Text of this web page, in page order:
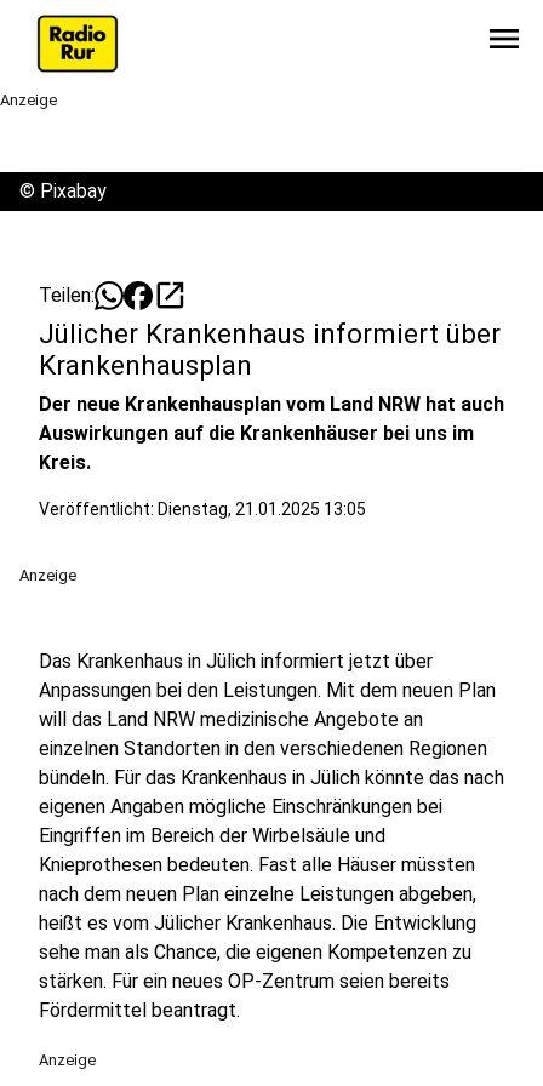
menu
Anzeige
© Pixabay
Teilen: open_in_new
Jülicher Krankenhaus informiert über
Krankenhausplan
Der neue Krankenhausplan vom Land NRW hat auch
Auswirkungen auf die Krankenhäuser bei uns im
Kreis.
Veröffentlicht: Dienstag, 21.01.2025 13:05
Anzeige
Das Krankenhaus in Jülich informiert jetzt über
Anpassungen bei den Leistungen. Mit dem neuen Plan
will das Land NRW medizinische Angebote an
einzelnen Standorten in den verschiedenen Regionen
bündeln. Für das Krankenhaus in Jülich könnte das nach
eigenen Angaben mögliche Einschränkungen bei
Eingriffen im Bereich der Wirbelsäule und
Knieprothesen bedeuten. Fast alle Häuser müssten
nach dem neuen Plan einzelne Leistungen abgeben,
heißt es vom Jülicher Krankenhaus. Die Entwicklung
sehe man als Chance, die eigenen Kompetenzen zu
stärken. Für ein neues OP-Zentrum seien bereits
Fördermittel beantragt.
Anzeige